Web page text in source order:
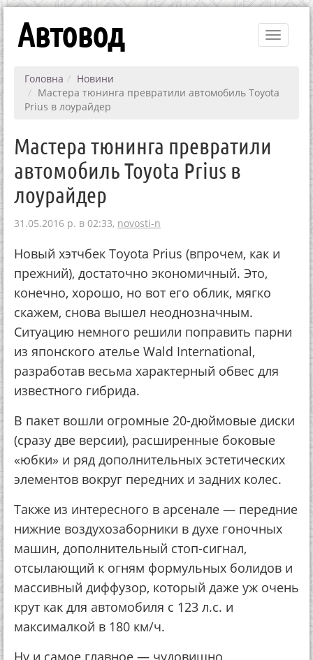
Toggle
Автовод
Головна
Новини
Мастера тюнинга превратили автомобиль Toyota
Prius в лоурайдер
Мастера тюнинга превратили
автомобиль Toyota Prius в
лоурайдер
31.05.2016 р. в 02:33, novosti-n
Новый хэтчбек Toyota Prius (впрочем, как и
прежний), достаточно экономичный. Это,
конечно, хорошо, но вот его облик, мягко
скажем, снова вышел неоднозначным.
Ситуацию немного решили поправить парни
из японского ателье Wald International,
разработав весьма характерный обвес для
известного гибрида.
В пакет вошли огромные 20-дюймовые диски
(сразу две версии), расширенные боковые
«юбки» и ряд дополнительных эстетических
элементов вокруг передних и задних колес.
Также из интересного в арсенале — передние
нижние воздухозаборники в духе гоночных
машин, дополнительный стоп-сигнал,
отсылающий к огням формульных болидов и
массивный диффузор, который даже уж очень
крут как для автомобиля с 123 л.с. и
максималкой в 180 км/ч.
Ну и самое главное — чудовищно